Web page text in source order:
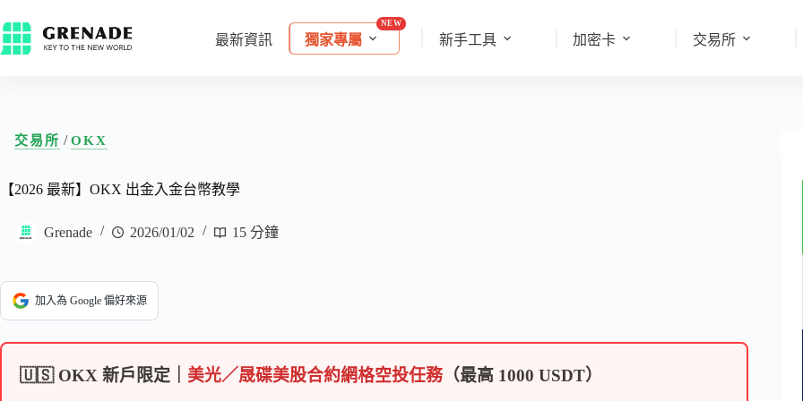
最新資訊 獨家專屬 新手工具 加密卡 交易所
交易所 /OKX
【2026 最新】OKX 出金入金台幣教學
Grenade 2026/01/02 15 分鐘
加入為 Google 偏好來源
🇺🇸 OKX 新戶限定｜ 美光／晟碟美股合約網格空投任務（最高 1000 USDT）